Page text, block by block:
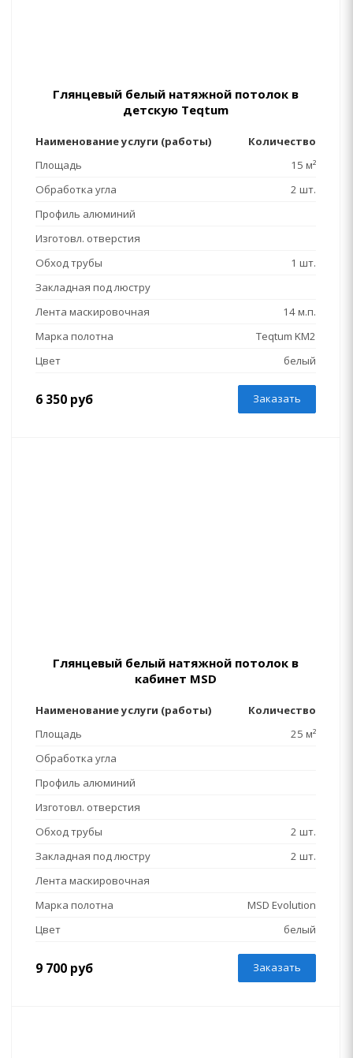
Глянцевый белый натяжной потолок в
детскую Teqtum
Наименование услуги (работы)
Количество
Площадь
15 м²
Обработка угла
2 шт.
Профиль алюминий
Изготовл. отверстия
Обход трубы
1 шт.
Закладная под люстру
Лента маскировочная
14 м.п.
Марка полотна
Teqtum KM2
Цвет
белый
6 350 руб Заказать
Глянцевый белый натяжной потолок в
кабинет MSD
Наименование услуги (работы)
Количество
Площадь
25 м²
Обработка угла
Профиль алюминий
Изготовл. отверстия
Обход трубы
2 шт.
Закладная под люстру
2 шт.
Лента маскировочная
Марка полотна
MSD Evolution
Цвет
белый
9 700 руб Заказать